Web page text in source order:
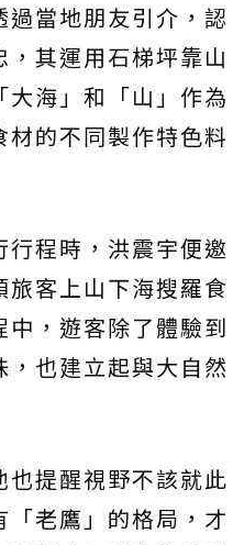
當地朋友引介，認
其運用石梯坪靠山
海」和「山」作為
的不同製作特色料
程時，洪震宇便邀
客上山下海搜羅食
，遊客除了體驗到
，也建立起與大自然
提醒視野不該就此
老鷹」的格局，才